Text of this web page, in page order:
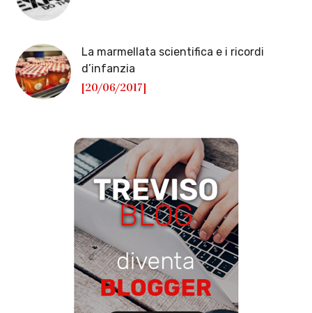
La marmellata scientifica e i ricordi
d’infanzia
[20/06/2017]